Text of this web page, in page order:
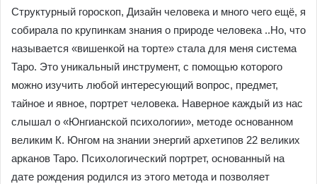
Структурный гороскоп, Дизайн человека и много чего ещё, я
собирала по крупинкам знания о природе человека ..Но, что
называется «вишенкой на торте» стала для меня система
Таро. Это уникальный инструмент, с помощью которого
можно изучить любой интересующий вопрос, предмет,
тайное и явное, портрет человека. Наверное каждый из нас
слышал о «Юнгианской психологии», методе основанном
великим К. Юнгом на знании энергий архетипов 22 великих
арканов Таро. Психологический портрет, основанный на
дате рождения родился из этого метода и позволяет